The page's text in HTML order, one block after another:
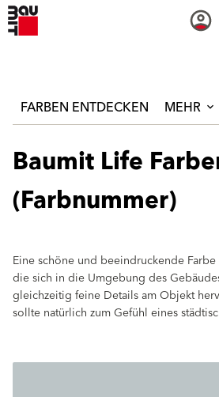
FARBEN ENTDECKEN MEHR
Baumit Life
(Farbnummer)
Eine schöne und beeindruckende
die sich in die Umgebung des
gleichzeitig feine Details am Objekt
sollte natürlich zum Gefühl eines